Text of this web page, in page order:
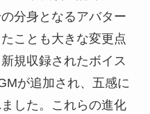
分身となるアバター
ことも大きな変更点
規収録されたボイス
が追加され、五感に
した。これらの進化